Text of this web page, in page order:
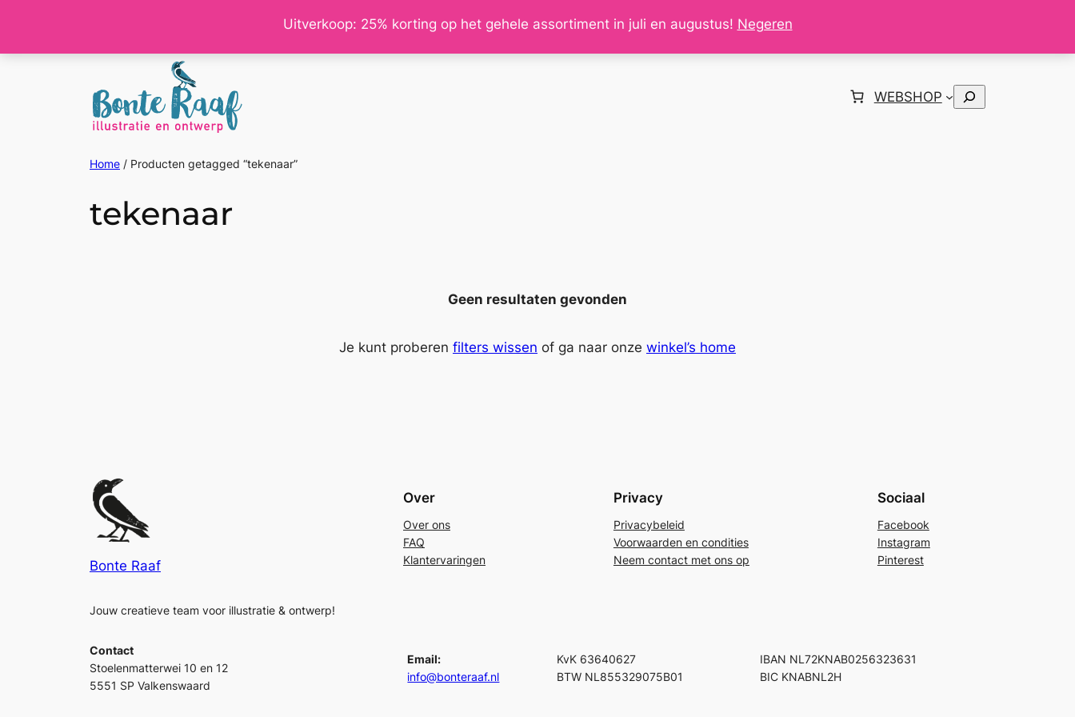
Uitverkoop: 25% korting op het gehele assortiment in juli en augustus! Negeren
de
WEBSHOP
Zoeken
Home / Producten getagged “tekenaar”
tekenaar
Geen resultaten gevonden
Je kunt proberen filters wissen of ga naar onze winkel’s home
Bonte Raaf
Jouw creatieve team voor illustratie & ontwerp!
Over
Over ons
FAQ
Klantervaringen
Privacy
Privacybeleid
Voorwaarden en condities
Neem contact met ons op
Sociaal
Facebook
Instagram
Pinterest
Contact
Stoelenmatterwei 10 en 12
5551 SP Valkenswaard
Email:
info@bonteraaf.nl
KvK 63640627
BTW NL855329075B01
IBAN NL72KNAB0256323631
BIC KNABNL2H